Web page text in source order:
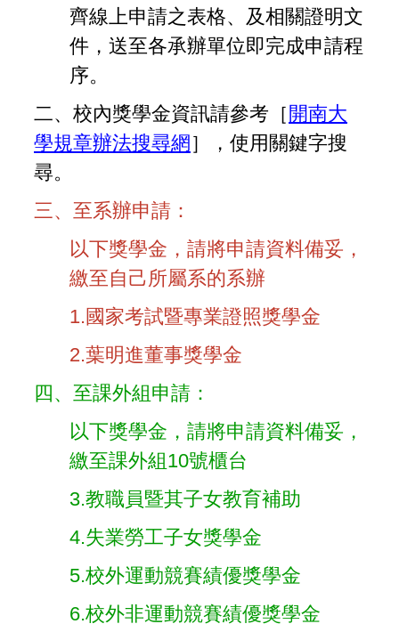
齊線上申請之表格、及相關證明文
件，送至各承辦單位即完成申請程
序。
二、校內獎學金資訊請參考［ 開南大
學規章辦法搜尋網 ］，使用關鍵字搜
尋。
三、至系辦申請：
以下獎學金，請將申請資料備妥，
繳至自己所屬系的系辦
1.國家考試暨專業證照獎學金
2.葉明進董事獎學金
四、至課外組申請：
以下獎學金，請將申請資料備妥，
繳至課外組10號櫃台
3.教職員暨其子女教育補助
4.失業勞工子女獎學金
5.校外運動競賽績優獎學金
6.校外非運動競賽績優獎學金